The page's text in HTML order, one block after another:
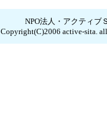
NPO法人・アクティブ
Copyright(C)2006 active-sita.